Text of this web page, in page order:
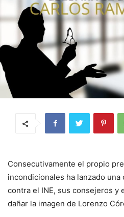
Consecutivamente el propio
incondicionales ha lanzado una
contra el INE, sus consejeros y
dañar la imagen de Lorenzo